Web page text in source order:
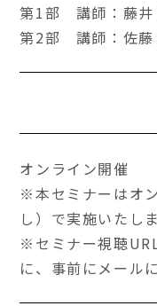
第1部 講師：藤
第2部 講師：佐藤
オンライン開催
※本セミナーはオ
し）で実施いたしま
※セミナー視聴
に、事前にメール